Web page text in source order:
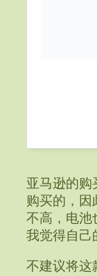
亚马逊的购
购买的，因
不高，电池
我觉得自己
不建议将这